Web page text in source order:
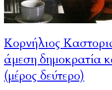
Κορνήλιος
άμεση δημοκρατία
(μέρος δεύτερο)